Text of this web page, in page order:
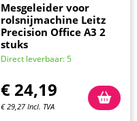
Mesgeleider voor
rolsnijmachine Leitz
Precision Office A3 2
stuks
Direct leverbaar: 5
€ 24,19
€29,27 Incl. TVA